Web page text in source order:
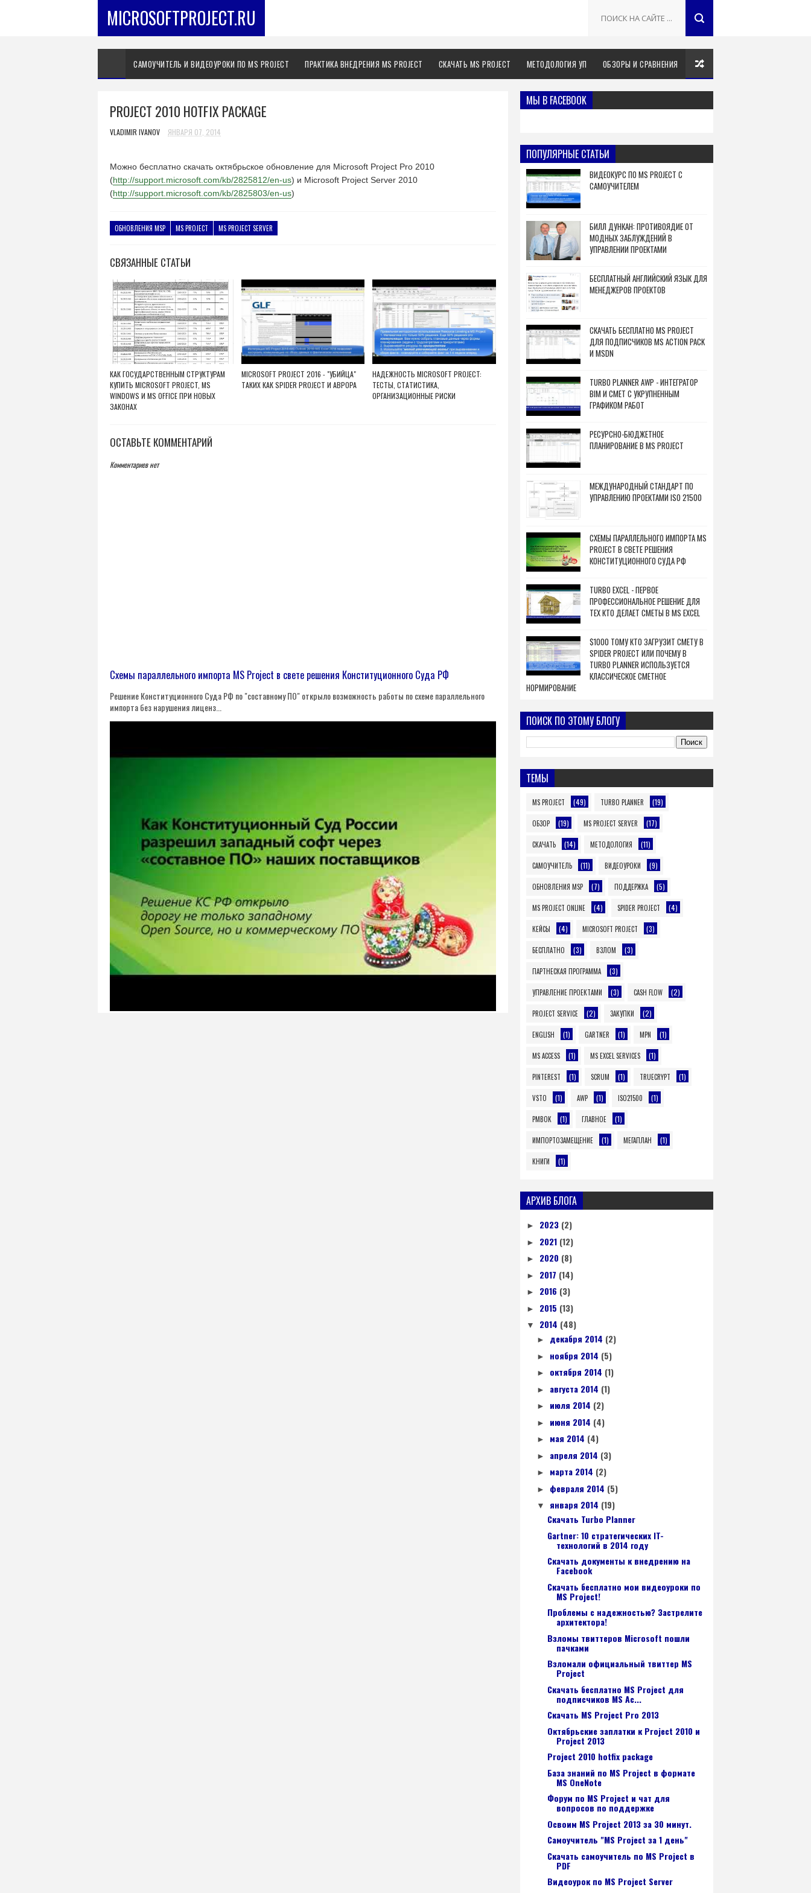
MICROSOFTPROJECT.RU
САМОУЧИТЕЛЬ И ВИДЕОУРОКИ ПО MS PROJECT ПРАКТИКА ВНЕДРЕНИЯ MS PROJECT СКАЧАТЬ MS PROJECT МЕТОДОЛОГИЯ УП ОБЗОРЫ И СРАВНЕНИЯ
PROJECT 2010 HOTFIX PACKAGE
VLADIMIR IVANOV ЯНВАРЯ 07, 2014
Можно бесплатно скачать октябрьское обновление для Microsoft Project Pro 2010
(http://support.microsoft.com/kb/2825812/en-us) и Microsoft Project Server 2010
(http://support.microsoft.com/kb/2825803/en-us)
ОБНОВЛЕНИЯ MSP MS PROJECT MS PROJECT SERVER
СВЯЗАННЫЕ СТАТЬИ
КАК ГОСУДАРСТВЕННЫМ СТРУКТУРАМ
КУПИТЬ MICROSOFT PROJECT, MS
WINDOWS И MS OFFICE ПРИ НОВЫХ
ЗАКОНАХ
MICROSOFT PROJECT 2016 - "УБИЙЦА"
ТАКИХ КАК SPIDER PROJECT И АВРОРА
НАДЕЖНОСТЬ MICROSOFT PROJECT:
ТЕСТЫ, СТАТИСТИКА,
ОРГАНИЗАЦИОННЫЕ РИСКИ
ОСТАВЬТЕ КОММЕНТАРИЙ
Комментариев нет
Схемы параллельного импорта MS Project в свете решения Конституционного Суда РФ
Решение Конституционного Суда РФ по "составному ПО" открыло возможность работы по схеме параллельного
импорта без нарушения лиценз...
МЫ В FACEBOOK
ПОПУЛЯРНЫЕ СТАТЬИ
ВИДЕОКУРС ПО MS PROJECT С
САМОУЧИТЕЛЕМ
БИЛЛ ДУНКАН: ПРОТИВОЯДИЕ ОТ
МОДНЫХ ЗАБЛУЖДЕНИЙ В
УПРАВЛЕНИИ ПРОЕКТАМИ
БЕСПЛАТНЫЙ АНГЛИЙСКИЙ ЯЗЫК ДЛЯ
МЕНЕДЖЕРОВ ПРОЕКТОВ
СКАЧАТЬ БЕСПЛАТНО MS PROJECT
ДЛЯ ПОДПИСЧИКОВ MS ACTION PACK
И MSDN
TURBO PLANNER AWP - ИНТЕГРАТОР
BIM И СМЕТ С УКРУПНЕННЫМ
ГРАФИКОМ РАБОТ
РЕСУРСНО-БЮДЖЕТНОЕ
ПЛАНИРОВАНИЕ В MS PROJECT
МЕЖДУНАРОДНЫЙ СТАНДАРТ ПО
УПРАВЛЕНИЮ ПРОЕКТАМИ ISO 21500
СХЕМЫ ПАРАЛЛЕЛЬНОГО ИМПОРТА MS
PROJECT В СВЕТЕ РЕШЕНИЯ
КОНСТИТУЦИОННОГО СУДА РФ
TURBO EXCEL - ПЕРВОЕ
ПРОФЕССИОНАЛЬНОЕ РЕШЕНИЕ ДЛЯ
ТЕХ КТО ДЕЛАЕТ СМЕТЫ В MS EXCEL
$1000 ТОМУ КТО ЗАГРУЗИТ СМЕТУ В
SPIDER PROJECT ИЛИ ПОЧЕМУ В
TURBO PLANNER ИСПОЛЬЗУЕТСЯ
КЛАССИЧЕСКОЕ СМЕТНОЕ
НОРМИРОВАНИЕ
ПОИСК ПО ЭТОМУ БЛОГУ
ТЕМЫ
MS PROJECT (49) TURBO PLANNER (19)
ОБЗОР (19) MS PROJECT SERVER (17)
СКАЧАТЬ (14) МЕТОДОЛОГИЯ (11)
САМОУЧИТЕЛЬ (11) ВИДЕОУРОКИ (9)
ОБНОВЛЕНИЯ MSP (7) ПОДДЕРЖКА (5)
MS PROJECT ONLINE (4) SPIDER PROJECT (4)
КЕЙСЫ (4) MICROSOFT PROJECT (3)
БЕСПЛАТНО (3) ВЗЛОМ (3)
ПАРТНЕСКАЯ ПРОГРАММА (3)
УПРАВЛЕНИЕ ПРОЕКТАМИ (3) CASH FLOW (2)
PROJECT SERVICE (2) ЗАКУПКИ (2)
ENGLISH (1) GARTNER (1) MPN (1)
MS ACCESS (1) MS EXCEL SERVICES (1)
PINTEREST (1) SCRUM (1) TRUECRYPT (1)
VSTO (1) AWP (1) ISO21500 (1)
PMBOK (1) ГЛАВНОЕ (1)
ИМПОРТОЗАМЕЩЕНИЕ (1) МЕГАПЛАН (1)
КНИГИ (1)
АРХИВ БЛОГА
► 2023 (2)
► 2021 (12)
► 2020 (8)
► 2017 (14)
► 2016 (3)
► 2015 (13)
▼ 2014 (48)
► декабря 2014 (2)
► ноября 2014 (5)
► октября 2014 (1)
► августа 2014 (1)
► июля 2014 (2)
► июня 2014 (4)
► мая 2014 (4)
► апреля 2014 (3)
► марта 2014 (2)
► февраля 2014 (5)
▼ января 2014 (19)
Скачать Turbo Planner
Gartner: 10 стратегических IT-
технологий в 2014 году
Скачать документы к внедрению на
Facebook
Скачать бесплатно мои видеоуроки по
MS Project!
Проблемы с надежностью? Застрелите
архитектора!
Взломы твиттеров Microsoft пошли
пачками
Взломали официальный твиттер MS
Project
Скачать бесплатно MS Project для
подписчиков MS Ac...
Скачать MS Project Pro 2013
Октябрьские заплатки к Project 2010 и
Project 2013
Project 2010 hotfix package
База знаний по MS Project в формате
MS OneNote
Форум по MS Project и чат для
вопросов по поддержке
Освоим MS Project 2013 за 30 минут.
Самоучитель "MS Project за 1 день"
Скачать самоучитель по MS Project в
PDF
Видеоурок по MS Project Server